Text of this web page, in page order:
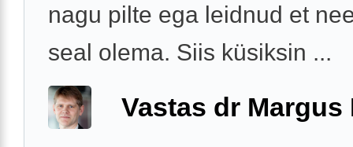
nagu pilte ega leidnud et
seal olema. Siis küsiksin ...
Vastas dr Margus